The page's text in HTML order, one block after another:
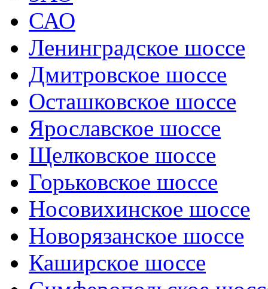
САО
Ленинградское шоссе
Дмитровское шоссе
Осташковское шоссе
Ярославское шоссе
Щелковское шоссе
Горьковское шоссе
Носовихинское шоссе
Новорязанское шоссе
Каширское шоссе